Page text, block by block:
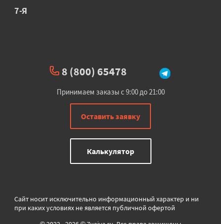
7-Я
8 (800) 65478
Принимаем заказы с 9:00 до 21:00
Оставить заявку
Калькулятор
Сайт носит исключительно информационный характер и ни
при каких условиях не является публичной офертой